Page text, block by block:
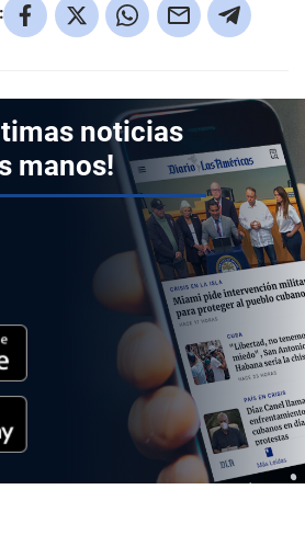
noticias
manos!